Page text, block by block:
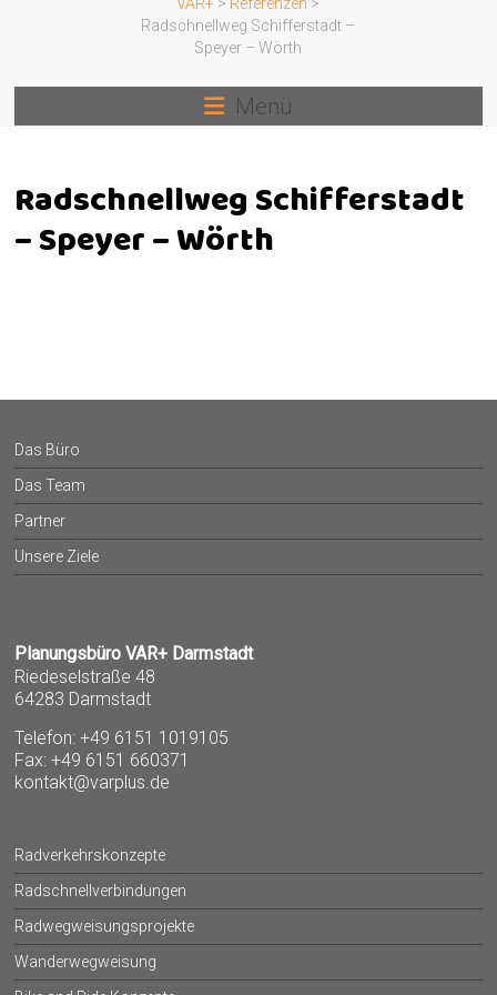
Radschnellweg Schifferstadt –
Speyer – Wörth
Menü
Radschnellweg Schifferstadt
– Speyer – Wörth
Das Büro
Das Team
Partner
Unsere Ziele
Planungsbüro VAR+ Darmstadt
Riedeselstraße 48
64283 Darmstadt
Telefon: +49 6151 1019105
Fax: +49 6151 660371
kontakt@varplus.de
Radverkehrskonzepte
Radschnellverbindungen
Radwegweisungsprojekte
Wanderwegweisung